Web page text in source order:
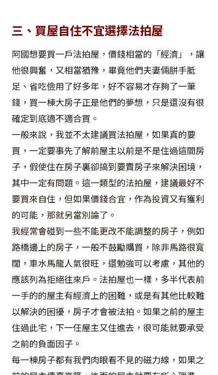
三、買屋自住不宜選擇法拍屋
阿國想要買一戶法拍屋，價錢相當的「經濟」，讓
他很興奮，又相當猶豫，畢竟他們夫妻倆胼手胝
足、省吃儉用了好多年，好不容易才存夠了一筆
錢，買一棟大房子正是他們的夢想，只是還沒有很
確定到底適不適合買。
一般來說，我並不太建議買法拍屋，如果真的要
買，一定要事先了解前屋主以前是不是住過這間房
子，假使住在房子裏卻搞到要賣房子來解決困境，
其中一定有問題。這一類型的法拍屋，建議最好不
要買來自住，但如果價錢合宜，作為投資又有獲利
的可能，那就另當別論了。
我經常會碰到一些不能更改不能調整的房子，例如
路橋邊上的房子，一般不鼓勵購買，除非馬路很寬
闊，車水馬龍人氣很旺，還勉強可以考慮，其他的
應該列為拒絕往來戶。法拍屋也一樣，多半代表前
一手的的屋主有經濟上的困難，或是有其他比較難
以解決的困擾，房子才會被法拍。如果之前的屋主
住過此宅，下一任屋主又住進去，很可能就要承受
之前的負面因子。
每一棟房子都有我們肉眼看不見的磁力線，如果之